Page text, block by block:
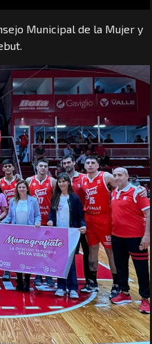
Municipal de la Mujer y